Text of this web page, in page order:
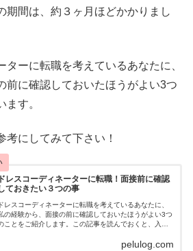
期間は、約３ヶ月ほどかかりまし
ーに転職を考えているあなたに、
前に確認しておいたほうがよい3つ
す。
考にしてみて下さい！
ドレスコーディネーターに転職！面接前に確認
ておきたい３つの事
ドレスコーディネーターに転職を考えているあなたに、
の経験から、面接の前に確認しておいたほうがよい3つ
ことをご紹介します。この記事を読んでおくと、入社
pelulog.com